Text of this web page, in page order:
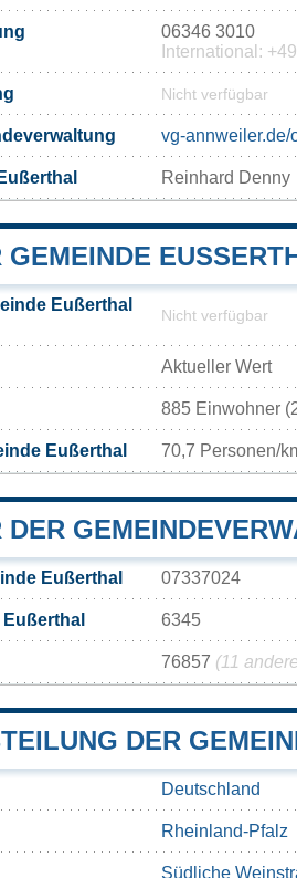
06346 3010
International:
Nicht verfügbar
vg-annweiler.de/
Reinhard Denny
Eußerthal
Nicht verfügbar
Aktueller Wert
885 Einwohner
Eußerthal 70,7 Personen/
Eußerthal 07337024
6345
76857 (11
DER
Deutschland
Rheinland-Pfalz
Südliche